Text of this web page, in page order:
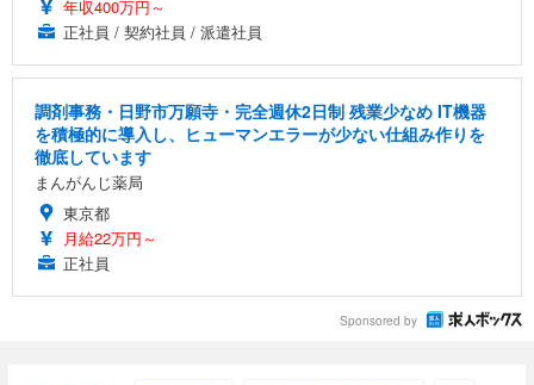
年収400万円～
正社員 / 契約社員 / 派遣社員
調剤事務・日野市万願寺・完全週休2日制 残業少なめ IT機器
を積極的に導入し、ヒューマンエラーが少ない仕組み作りを
徹底しています
まんがんじ薬局
東京都
月給22万円～
正社員
Sponsored by